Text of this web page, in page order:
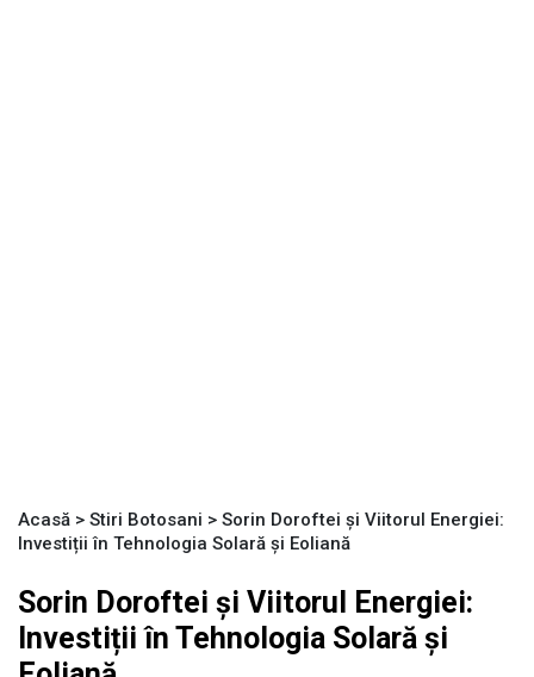
Acasă > Stiri Botosani > Sorin Doroftei și Viitorul Energiei:
Investiții în Tehnologia Solară și Eoliană
Sorin Doroftei și Viitorul Energiei:
Investiții în Tehnologia Solară și